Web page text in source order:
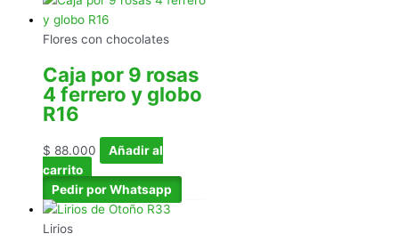
Flores con chocolates
Caja por 9 rosas
4 ferrero y globo
R16
$ 88.000
Añadir al
carrito
Pedir por Whatsapp
Lirios